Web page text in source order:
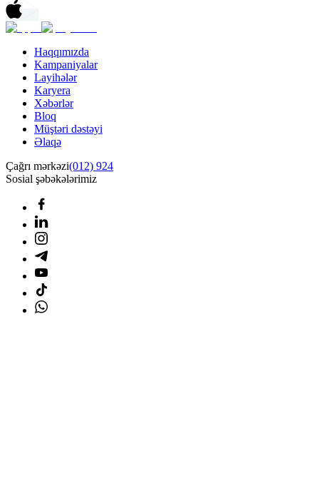
Haqqımızda
Kampaniyalar
Layihələr
Karyera
Xəbərlər
Bloq
Müştəri dəstəyi
Əlaqə
Çağrı mərkəzi(012) 924
Sosial şəbəkələrimiz